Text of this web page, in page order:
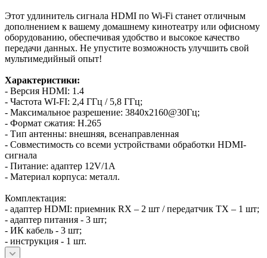
Этот удлинитель сигнала HDMI по Wi-Fi станет отличным
дополнением к вашему домашнему кинотеатру или офисному
оборудованию, обеспечивая удобство и высокое качество
передачи данных. Не упустите возможность улучшить свой
мультимедийный опыт!
Характеристики:
- Версия HDMI: 1.4
- Частота WI-FI: 2,4 ГГц / 5,8 ГГц;
- Максимальное разрешение: 3840х2160@30Гц;
- Формат сжатия: H.265
- Тип антенны: внешняя, всенаправленная
- Совместимость со всеми устройствами обработки HDMI-
сигнала
- Питание: адаптер 12V/1А
- Материал корпуса: металл.
Комплектация:
- адаптер HDMI: приемник RX – 2 шт / передатчик TX – 1 шт;
- адаптер питания - 3 шт;
- ИК кабель - 3 шт;
- инструкция - 1 шт.